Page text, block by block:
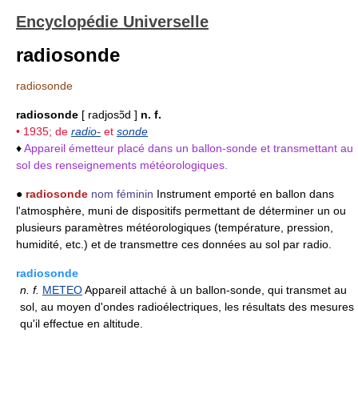
Encyclopédie Universelle
radiosonde
radiosonde
radiosonde [ radjosɔ̃d ] n. f.
• 1935; de radio- et sonde
♦Appareil émetteur placé dans un ballon-sonde et transmettant au
sol des renseignements météorologiques.
● radiosonde nom féminin Instrument emporté en ballon dans
l'atmosphère, muni de dispositifs permettant de déterminer un ou
plusieurs paramètres météorologiques (température, pression,
humidité, etc.) et de transmettre ces données au sol par radio.
radiosonde
n. f. METEOAppareil attaché à un ballon-sonde, qui transmet au
sol, au moyen d'ondes radioélectriques, les résultats des mesures
qu'il effectue en altitude.